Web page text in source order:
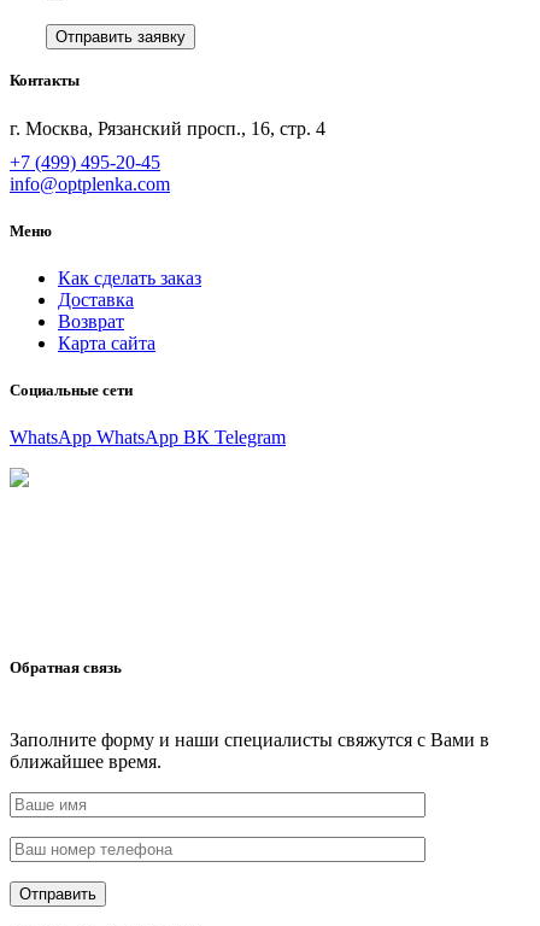
Контакты
г. Москва, Рязанский просп., 16, стр. 4
+7 (499) 495-20-45
info@optplenka.com
Меню
Как сделать заказ
Доставка
Возврат
Карта сайта
Социальные сети
WhatsApp WhatsApp ВК Telegram
Обратная связь
Заполните форму и наши специалисты свяжутся с Вами в
ближайшее время.